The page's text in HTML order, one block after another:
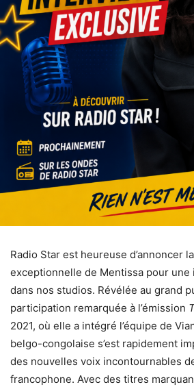
Radio Star est heureuse d’annoncer
exceptionnelle de Mentissa pour
dans nos studios. Révélée au grand
participation remarquée à l’émission
2021, où elle a intégré l’équipe de
belgo-congolaise s’est rapidement
des nouvelles voix incontournables
francophone. Avec des titres